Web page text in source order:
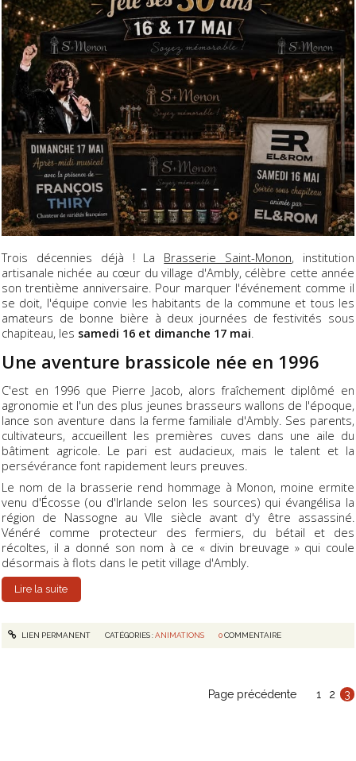
Trois décennies déjà ! La Brasserie Saint-Monon, institution
artisanale nichée au cœur du village d'Ambly, célèbre cette année
son trentième anniversaire. Pour marquer l'événement comme il
se doit, l'équipe convie les habitants de la commune et tous les
amateurs de bonne bière à deux journées de festivités sous
chapiteau, les samedi 16 et dimanche 17 mai.
Une aventure brassicole née en 1996
C'est en 1996 que Pierre Jacob, alors fraîchement diplômé en
agronomie et l'un des plus jeunes brasseurs wallons de l'époque,
lance son aventure dans la ferme familiale d'Ambly. Ses parents,
cultivateurs, accueillent les premières cuves dans une aile du
bâtiment agricole. Le pari est audacieux, mais le talent et la
persévérance font rapidement leurs preuves.
Le nom de la brasserie rend hommage à Monon, moine ermite
venu d'Écosse (ou d'Irlande selon les sources) qui évangélisa la
région de Nassogne au VIIe siècle avant d'y être assassiné.
Vénéré comme protecteur des fermiers, du bétail et des
récoltes, il a donné son nom à ce « divin breuvage » qui coule
désormais à flots dans le petit village d'Ambly.
Lire la suite
LIEN PERMANENT CATÉGORIES :ANIMATIONS 0COMMENTAIRE
Page précédente 1 2 3